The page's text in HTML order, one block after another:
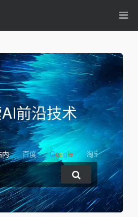
前沿技术
内 百度 Google 淘宝 Bing